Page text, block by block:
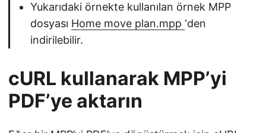
Yukarıdaki örnekte kullanılan örnek MPP
dosyası Home move plan.mpp ‘den
indirilebilir.
cURL kullanarak MPP’yi
PDF’ye aktarın